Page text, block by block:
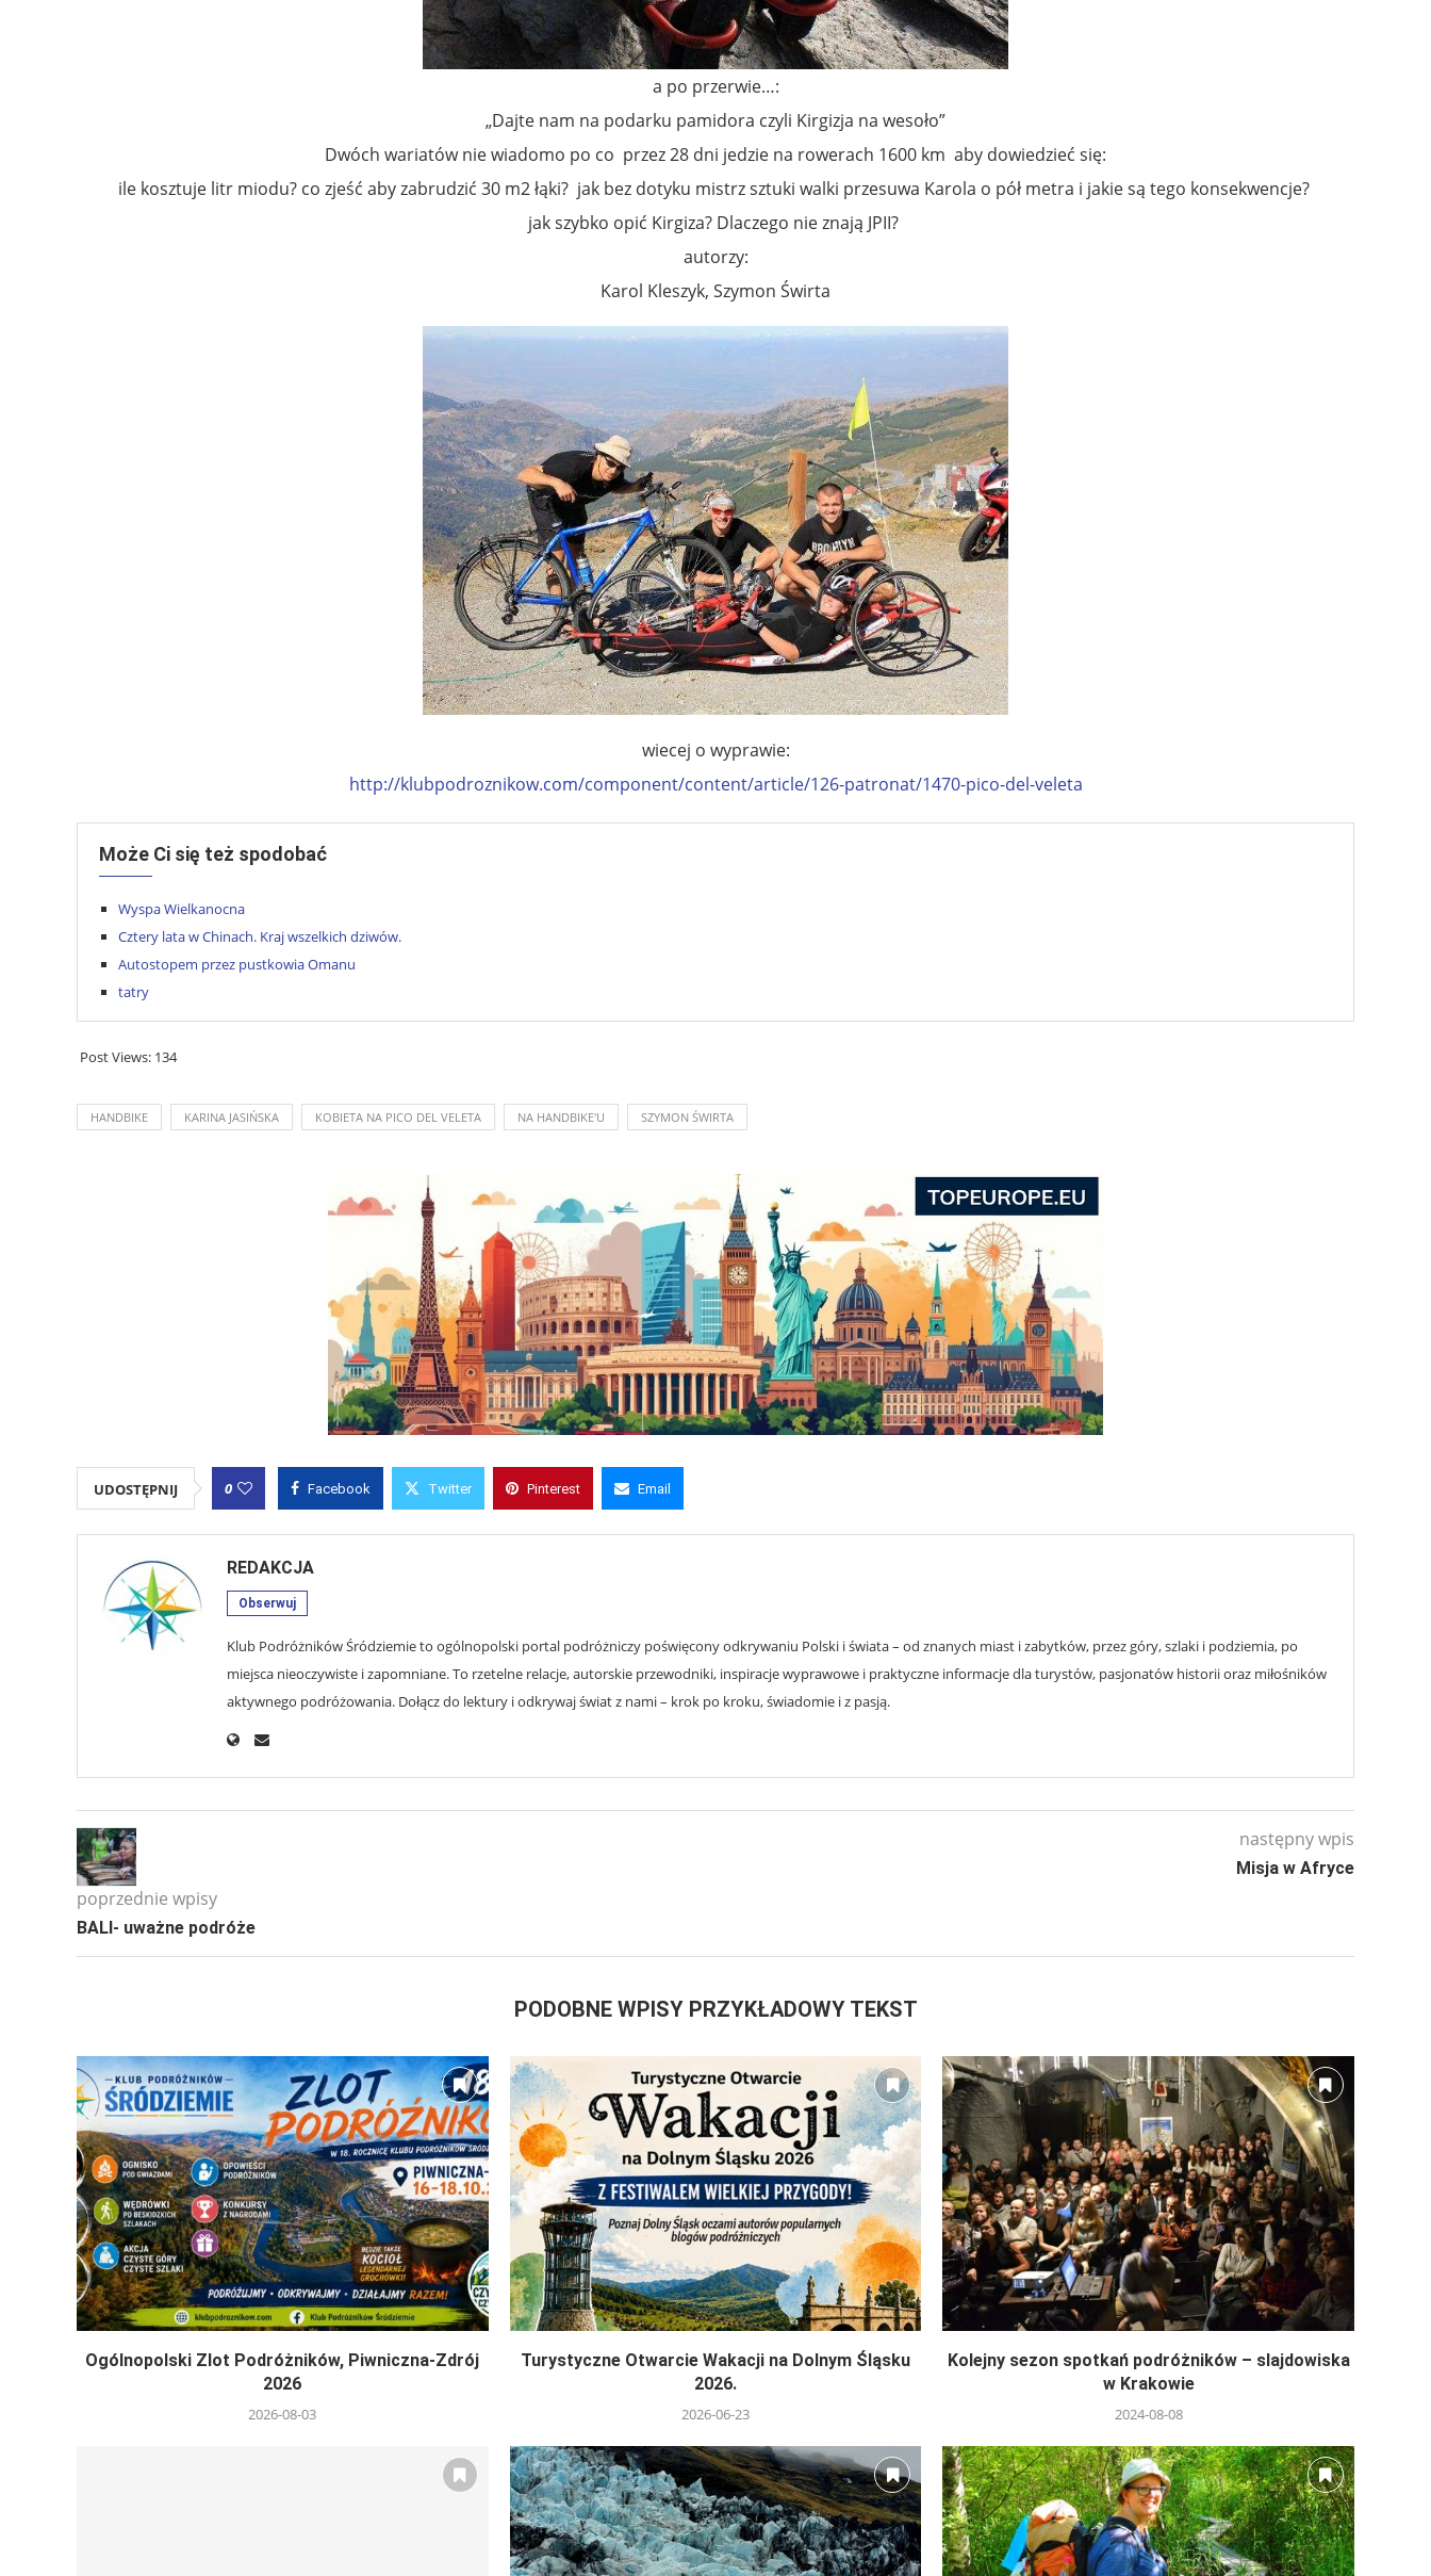
a po przerwie…:
„Dajte nam na podarku pamidora czyli Kirgizja na wesoło”
Dwóch wariatów nie wiadomo po co przez 28 dni jedzie na rowerach 1600 km aby dowiedzieć się:
ile kosztuje litr miodu? co zjeść aby zabrudzić 30 m2 łąki? jak bez dotyku mistrz sztuki walki przesuwa Karola o pół metra i jakie są tego konsekwencje?
jak szybko opić Kirgiza? Dlaczego nie znają JPII?
autorzy:
Karol Kleszyk, Szymon Świrta
wiecej o wyprawie:
http://klubpodroznikow.com/component/content/article/126-patronat/1470-pico-del-veleta
Może Ci się też spodobać
Wyspa Wielkanocna
Cztery lata w Chinach. Kraj wszelkich dziwów.
Autostopem przez pustkowia Omanu
tatry
Post Views: 134
HANDBIKE KARINA JASIŃSKA KOBIETA NA PICO DEL VELETA NA HANDBIKE'U SZYMON ŚWIRTA
UDOSTĘPNIJ 0 Facebook Twitter Pinterest Email
REDAKCJA
Obserwuj
Klub Podróżników Śródziemie to ogólnopolski portal podróżniczy poświęcony odkrywaniu Polski i świata – od znanych miast i zabytków, przez góry, szlaki i podziemia, po
miejsca nieoczywiste i zapomniane. To rzetelne relacje, autorskie przewodniki, inspiracje wyprawowe i praktyczne informacje dla turystów, pasjonatów historii oraz miłośników
aktywnego podróżowania. Dołącz do lektury i odkrywaj świat z nami – krok po kroku, świadomie i z pasją.
poprzednie wpisy
BALI- uważne podróże
następny wpis
Misja w Afryce
PODOBNE WPISY PRZYKŁADOWY TEKST
Ogólnopolski Zlot Podróżników, Piwniczna-Zdrój
2026
2026-08-03
Turystyczne Otwarcie Wakacji na Dolnym Śląsku
2026.
2026-06-23
Kolejny sezon spotkań podróżników – slajdowiska
w Krakowie
2024-08-08